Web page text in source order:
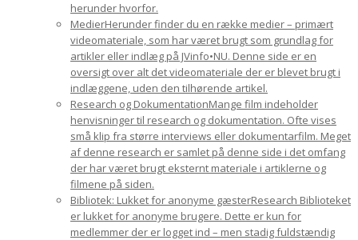
herunder hvorfor.
MedierHerunder finder du en række medier – primært
videomateriale, som har været brugt som grundlag for
artikler eller indlæg på JVinfo•NU. Denne side er en
oversigt over alt det videomateriale der er blevet brugt i
indlæggene, uden den tilhørende artikel.
Research og DokumentationMange film indeholder
henvisninger til research og dokumentation. Ofte vises
små klip fra større interviews eller dokumentarfilm. Meget
af denne research er samlet på denne side i det omfang
der har været brugt eksternt materiale i artiklerne og
filmene på siden.
Bibliotek: Lukket for anonyme gæsterResearch Biblioteket
er lukket for anonyme brugere. Dette er kun for
medlemmer der er logget ind – men stadig fuldstændig